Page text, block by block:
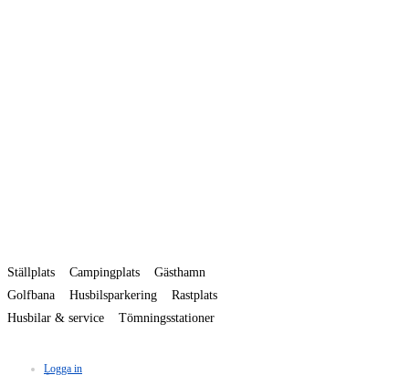
Ställplats Campingplats
Gästhamn
Golfbana
Husbilsparkering
Rastplats
Husbilar & service
Tömningsstationer
Logga in